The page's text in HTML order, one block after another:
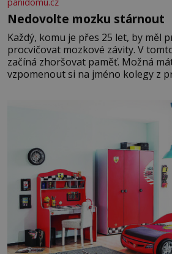
Nedovolte mozku stárnout
Každý, komu je přes 25 let, by měl
procvičovat mozkové závity. V
začíná zhoršovat paměť. Možná
vzpomenout si na jméno kolegy z